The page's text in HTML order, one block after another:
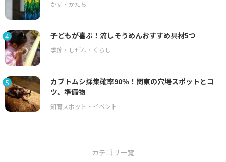
4 子どもが喜ぶ！流しそうめんおすすめ具材5つ
5
カブトムシ採集確率90％！関東の穴場スポットとコ
ツ、準備物
カテゴリ一覧